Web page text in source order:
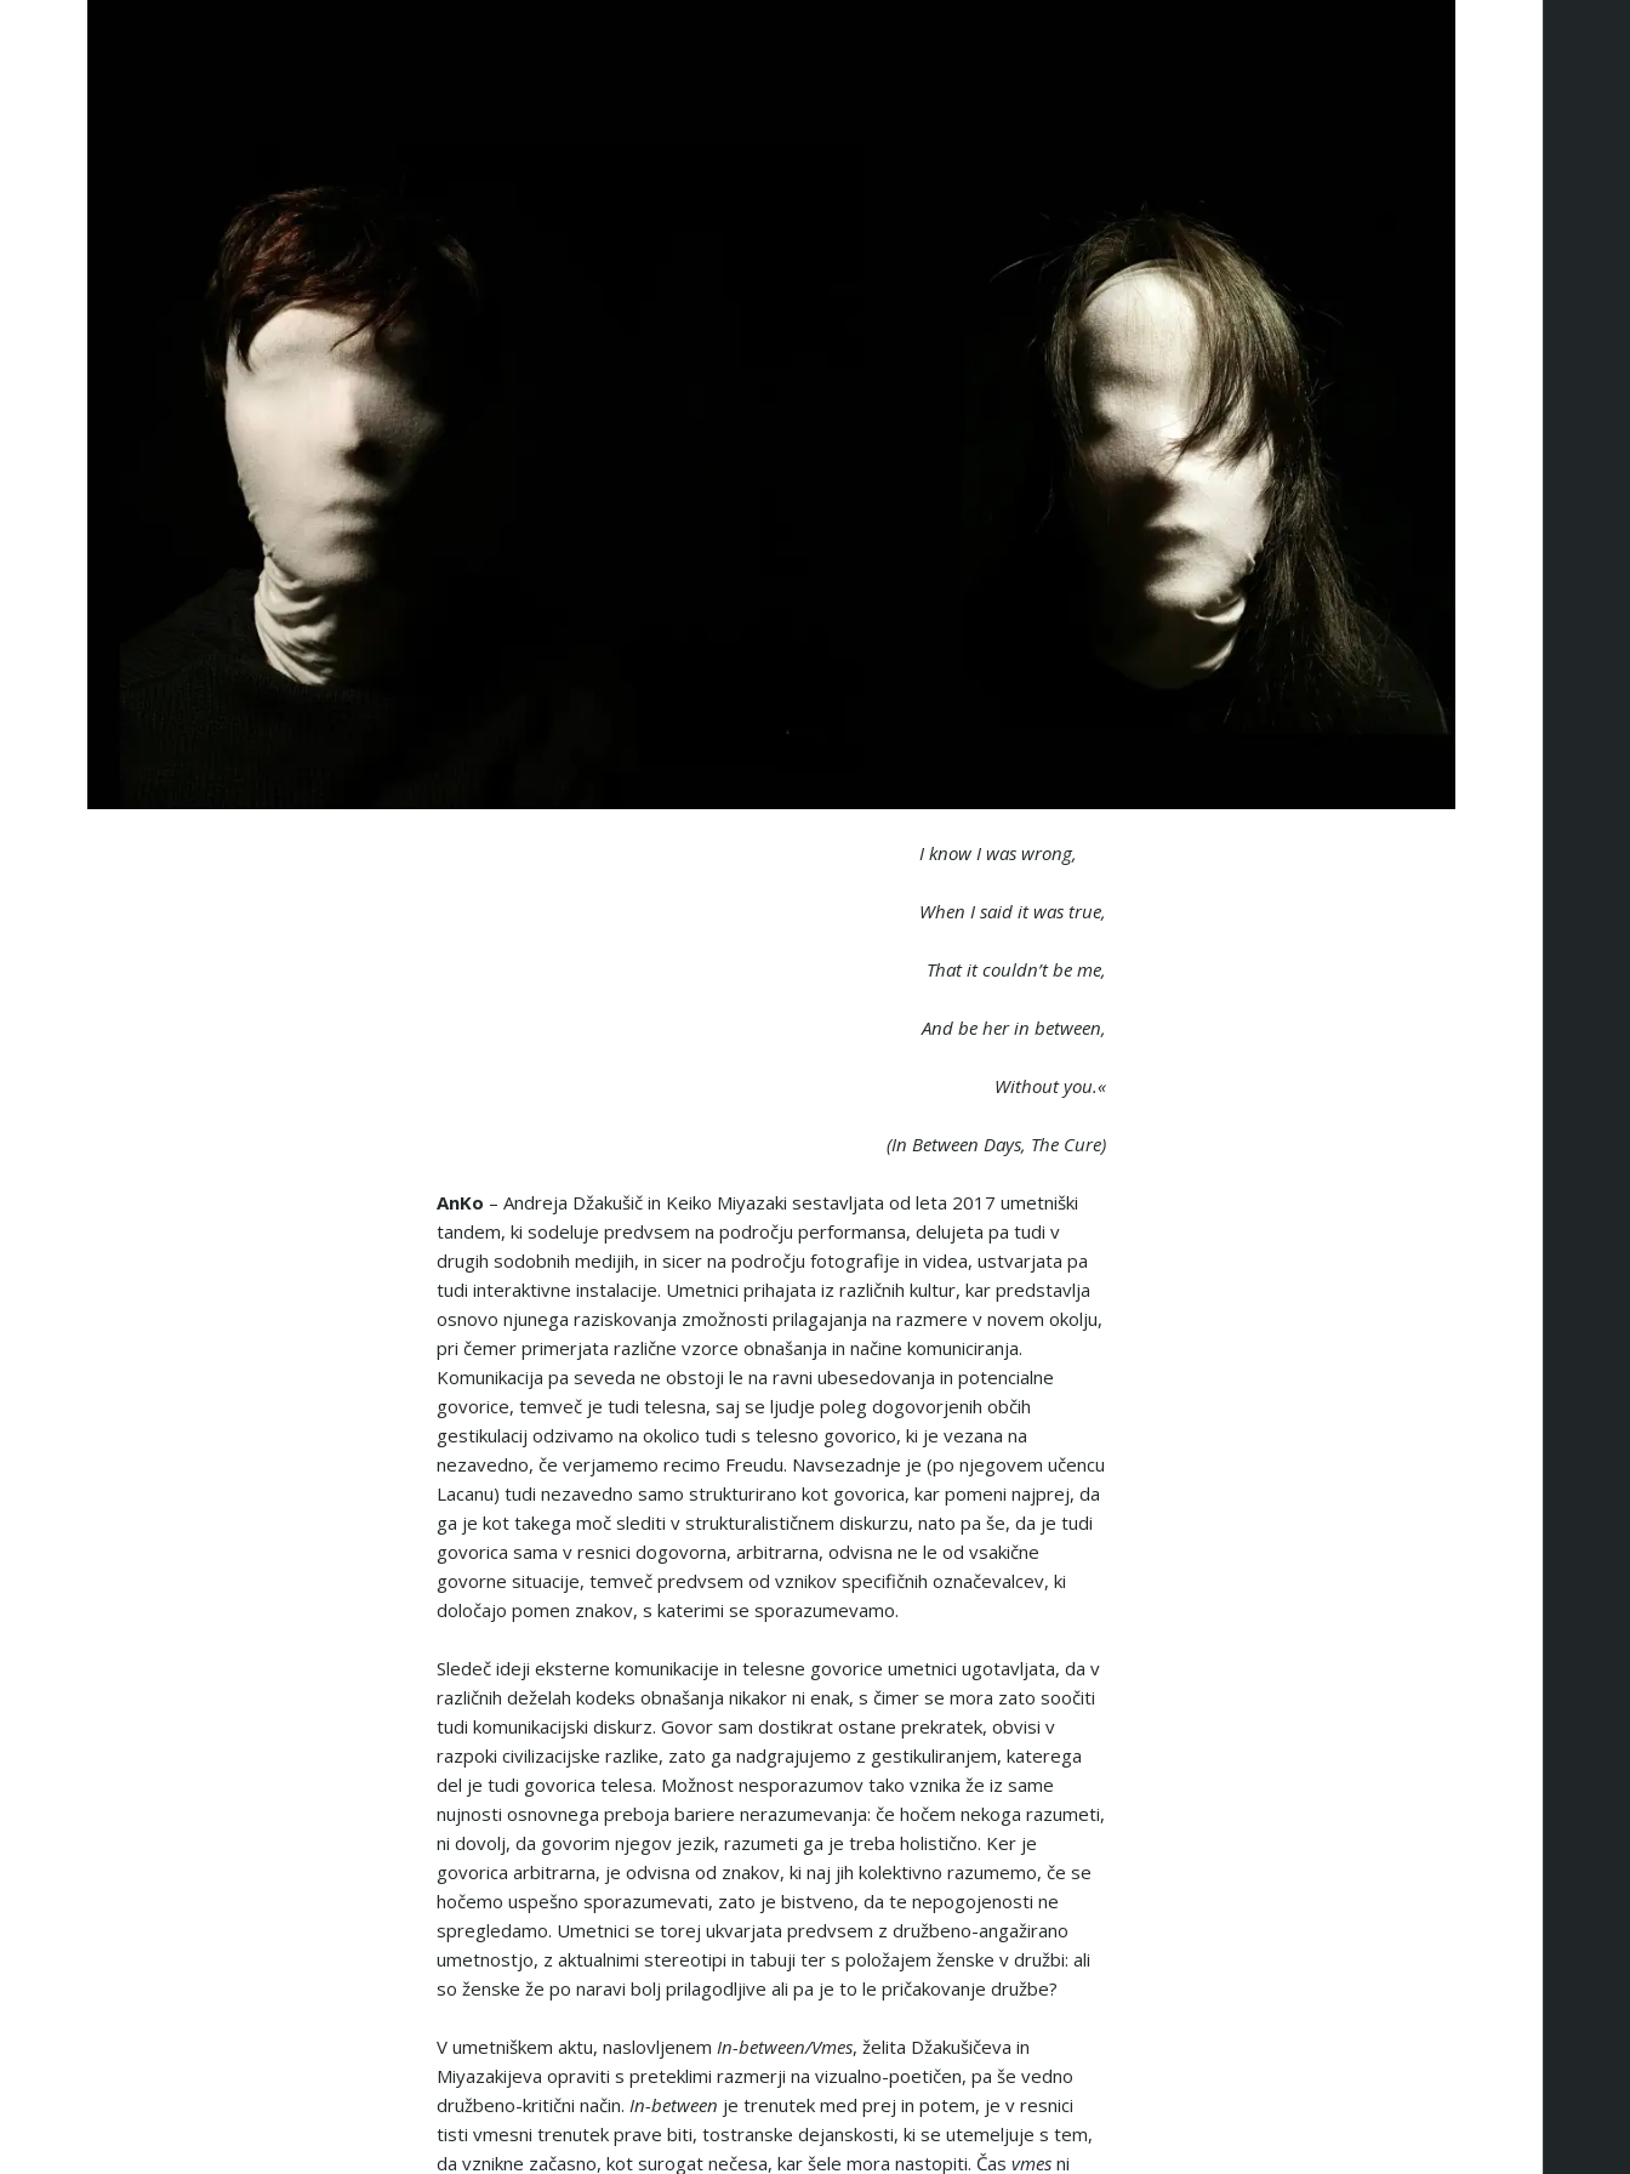
I know I was wrong,
When I said it was true,
That it couldn’t be me,
And be her in between,
Without you.«
(In Between Days, The Cure)
AnKo – Andreja Džakušič in Keiko Miyazaki sestavljata od leta 2017 umetniški
tandem, ki sodeluje predvsem na področju performansa, delujeta pa tudi v
drugih sodobnih medijih, in sicer na področju fotografije in videa, ustvarjata pa
tudi interaktivne instalacije. Umetnici prihajata iz različnih kultur, kar predstavlja
osnovo njunega raziskovanja zmožnosti prilagajanja na razmere v novem okolju,
pri čemer primerjata različne vzorce obnašanja in načine komuniciranja.
Komunikacija pa seveda ne obstoji le na ravni ubesedovanja in potencialne
govorice, temveč je tudi telesna, saj se ljudje poleg dogovorjenih občih
gestikulacij odzivamo na okolico tudi s telesno govorico, ki je vezana na
nezavedno, če verjamemo recimo Freudu. Navsezadnje je (po njegovem učencu
Lacanu) tudi nezavedno samo strukturirano kot govorica, kar pomeni najprej, da
ga je kot takega moč slediti v strukturalističnem diskurzu, nato pa še, da je tudi
govorica sama v resnici dogovorna, arbitrarna, odvisna ne le od vsakične
govorne situacije, temveč predvsem od vznikov specifičnih označevalcev, ki
določajo pomen znakov, s katerimi se sporazumevamo.
Sledeč ideji eksterne komunikacije in telesne govorice umetnici ugotavljata, da v
različnih deželah kodeks obnašanja nikakor ni enak, s čimer se mora zato soočiti
tudi komunikacijski diskurz. Govor sam dostikrat ostane prekratek, obvisi v
razpoki civilizacijske razlike, zato ga nadgrajujemo z gestikuliranjem, katerega
del je tudi govorica telesa. Možnost nesporazumov tako vznika že iz same
nujnosti osnovnega preboja bariere nerazumevanja: če hočem nekoga razumeti,
ni dovolj, da govorim njegov jezik, razumeti ga je treba holistično. Ker je
govorica arbitrarna, je odvisna od znakov, ki naj jih kolektivno razumemo, če se
hočemo uspešno sporazumevati, zato je bistveno, da te nepogojenosti ne
spregledamo. Umetnici se torej ukvarjata predvsem z družbeno-angažirano
umetnostjo, z aktualnimi stereotipi in tabuji ter s položajem ženske v družbi: ali
so ženske že po naravi bolj prilagodljive ali pa je to le pričakovanje družbe?
V umetniškem aktu, naslovljenem In-between/Vmes, želita Džakušičeva in
Miyazakijeva opraviti s preteklimi razmerji na vizualno-poetičen, pa še vedno
družbeno-kritični način. In-between je trenutek med prej in potem, je v resnici
tisti vmesni trenutek prave biti, tostranske dejanskosti, ki se utemeljuje s tem,
da vznikne začasno, kot surogat nečesa, kar šele mora nastopiti. Čas vmes ni